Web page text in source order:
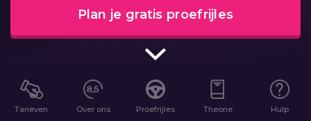
Plan je gratis proefrijles
Tarieven Over ons Proefrijles Theorie Hulp